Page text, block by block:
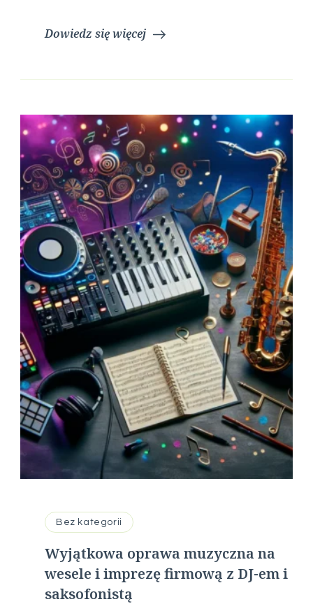
Dowiedz się więcej
Bez kategorii
Wyjątkowa oprawa muzyczna na
wesele i imprezę firmową z DJ-em i
saksofonistą